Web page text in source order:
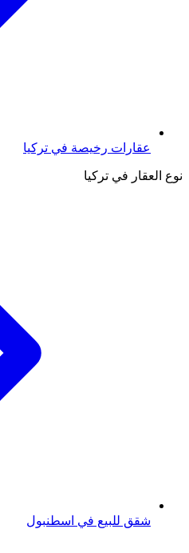
عقارات رخيصة في تركيا
نوع العقار في تركيا
شقق للبيع في اسطنبول